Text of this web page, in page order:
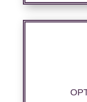
Optimisation
mise au point